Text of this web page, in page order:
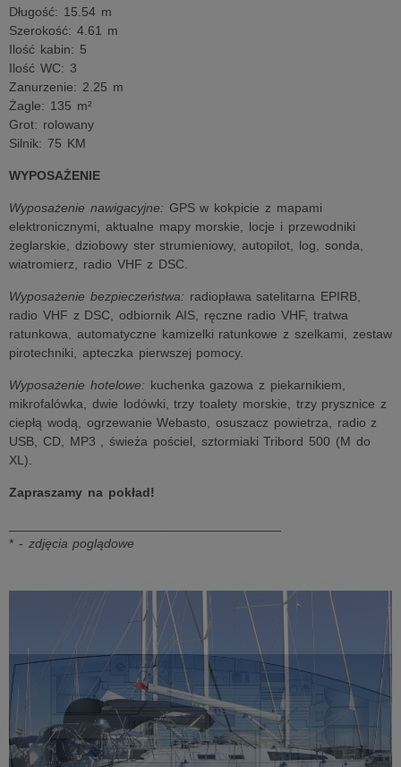
Długość: 15.54 m
Szerokość: 4.61 m
Ilość kabin: 5
Ilość WC: 3
Zanurzenie: 2.25 m
Żagle: 135 m²
Grot: rolowany
Silnik: 75 KM
WYPOSAŻENIE
Wyposażenie nawigacyjne: GPS w kokpicie z mapami
elektronicznymi, aktualne mapy morskie, locje i przewodniki
żeglarskie, dziobowy ster strumieniowy, autopilot, log, sonda,
wiatromierz, radio VHF z DSC.
Wyposażenie bezpieczeństwa: radiopława satelitarna EPIRB,
radio VHF z DSC, odbiornik AIS, ręczne radio VHF, tratwa
ratunkowa, automatyczne kamizelki ratunkowe z szelkami, zestaw
pirotechniki, apteczka pierwszej pomocy.
Wyposażenie hotelowe: kuchenka gazowa z piekarnikiem,
mikrofalówka, dwie lodówki, trzy toalety morskie, trzy prysznice z
ciepłą wodą, ogrzewanie Webasto, osuszacz powietrza, radio z
USB, CD, MP3 , świeża pościel, sztormiaki Tribord 500 (M do
XL).
Zapraszamy na pokład!
* - zdjęcia poglądowe